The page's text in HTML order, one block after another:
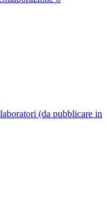
(da pubblicare in